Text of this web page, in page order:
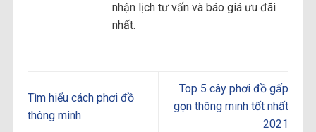
nhận lịch tư vấn và báo giá ưu đãi
nhất.
Tìm hiểu cách phơi đồ
thông minh
Top 5 cây phơi đồ gấp
gọn thông minh tốt nhất
2021